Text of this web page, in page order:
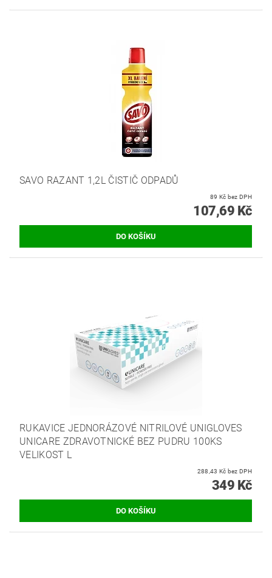
SAVO RAZANT 1,2L ČISTIČ ODPADŮ
89 Kč bez DPH
107,69 Kč
RUKAVICE JEDNORÁZOVÉ NITRILOVÉ UNIGLOVES
UNICARE ZDRAVOTNICKÉ BEZ PUDRU 100KS
VELIKOST L
288,43 Kč bez DPH
349 Kč